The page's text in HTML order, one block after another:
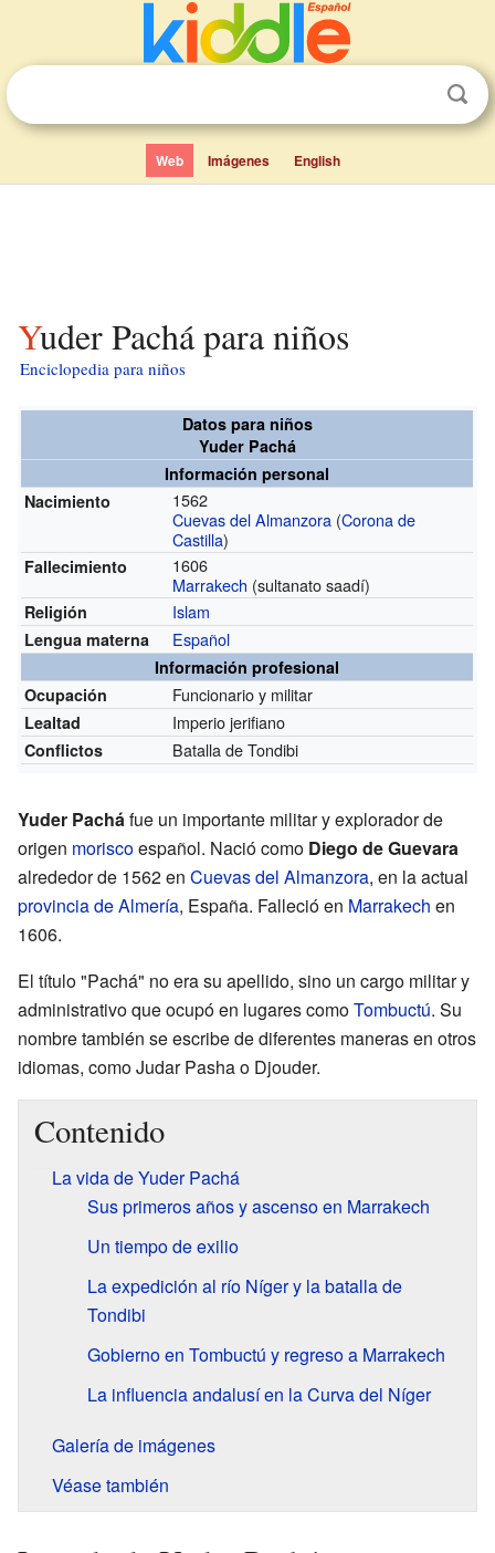
Web Imágenes English
Yuder Pachá para niños
Enciclopedia para niños
Datos para niños
Yuder Pachá
Información personal
Nacimiento
1562
Cuevas del Almanzora (Corona de
Castilla)
Fallecimiento
1606
Marrakech (sultanato saadí)
Religión Islam
Lengua materna Español
Información profesional
Ocupación
Funcionario y militar
Lealtad Imperio jerifiano
Conflictos Batalla de Tondibi
Yuder Pacháfue un importante militar y explorador de
origen moriscoespañol. Nació como Diego de Guevara
alrededor de 1562 en Cuevas del Almanzora, en la actual
provincia de Almería, España. Falleció en Marrakech en
1606.
El título "Pachá" no era su apellido, sino un cargo militar y
administrativo que ocupó en lugares comoTombuctú. Su
nombre también se escribe de diferentes maneras en otros
idiomas, como Judar Pasha o Djouder.
Contenido
La vida de Yuder Pachá
Sus primeros años y ascenso en Marrakech
Un tiempo de exilio
La expedición al río Níger y la batalla de
Tondibi
Gobierno en Tombuctú y regreso a Marrakech
La influencia andalusí en la Curva del Níger
Galería de imágenes
Véase también